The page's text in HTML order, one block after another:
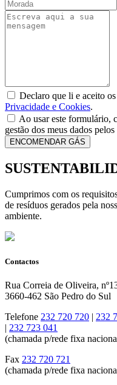
Declaro que li e aceito os
Privacidade e Cookies.
Ao usar este formulário,
gestão dos meus dados
Cumprimos com os
de resíduos gerados pela
ambiente.
Contactos
Rua Correia de Oliveira,
3660-462 São Pedro do Sul
Telefone 232 720 720 | 232
| 232 723 041
(chamada p/rede fixa
Fax 232 720 721
(chamada p/rede fixa